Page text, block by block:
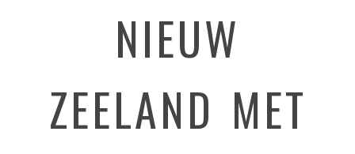
NIEUW
ZEELAND MET